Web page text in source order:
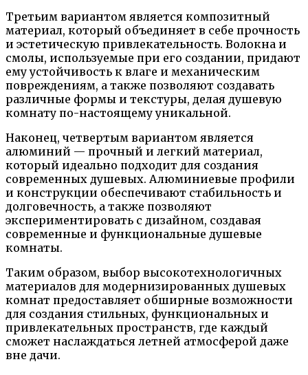
Третьим вариантом является композитный
материал, который объединяет в себе прочность
и эстетическую привлекательность. Волокна и
смолы, используемые при его создании, придают
ему устойчивость к влаге и механическим
повреждениям, а также позволяют создавать
различные формы и текстуры, делая душевую
комнату по-настоящему уникальной.
Наконец, четвертым вариантом является
алюминий — прочный и легкий материал,
который идеально подходит для создания
современных душевых. Алюминиевые профили
и конструкции обеспечивают стабильность и
долговечность, а также позволяют
экспериментировать с дизайном, создавая
современные и функциональные душевые
комнаты.
Таким образом, выбор высокотехнологичных
материалов для модернизированных душевых
комнат предоставляет обширные возможности
для создания стильных, функциональных и
привлекательных пространств, где каждый
сможет наслаждаться летней атмосферой даже
вне дачи.